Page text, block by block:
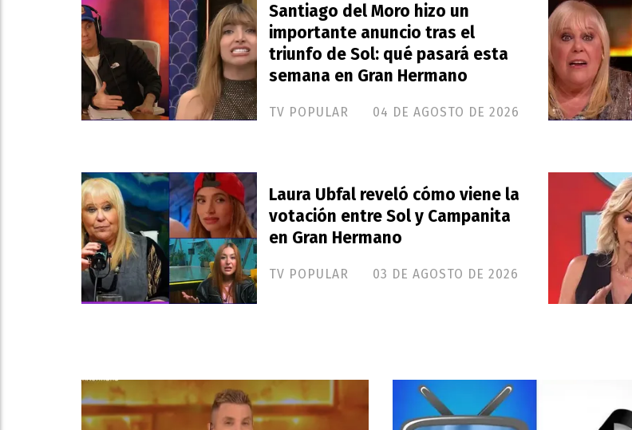
Santiago del Moro hizo un
importante anuncio tras el
triunfo de Sol: qué pasará esta
semana en Gran Hermano
TV POPULAR 04 DE AGOSTO DE 2026
Laura Ubfal reveló cómo viene la
votación entre Sol y Campanita
en Gran Hermano
TV POPULAR 03 DE AGOSTO DE 2026